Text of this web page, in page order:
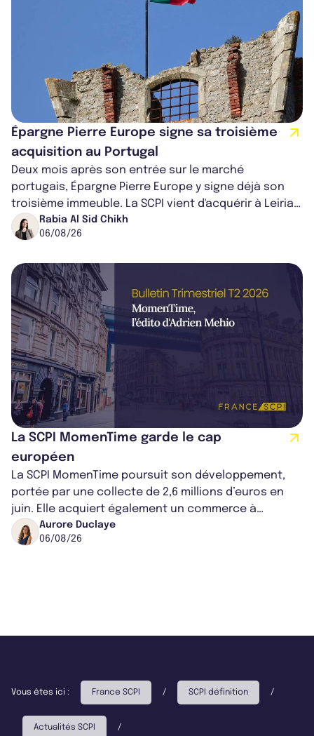
Épargne Pierre Europe signe sa troisième
acquisition au Portugal
Deux mois après son entrée sur le marché
portugais, Épargne Pierre Europe y signe déjà son
troisième immeuble. La SCPI vient d'acquérir à Leiria,
dans le centre du pays, un établis...
Rabia Al Sid Chikh
06/08/26
La SCPI MomenTime garde le cap
européen
La SCPI MomenTime poursuit son développement,
portée par une collecte de 2,6 millions d’euros en
juin. Elle acquiert également un commerce à
Worcester, place une plateforme logisti...
Aurore Duclaye
06/08/26
Vous êtes ici : France SCPI / SCPI définition /
Actualités SCPI /